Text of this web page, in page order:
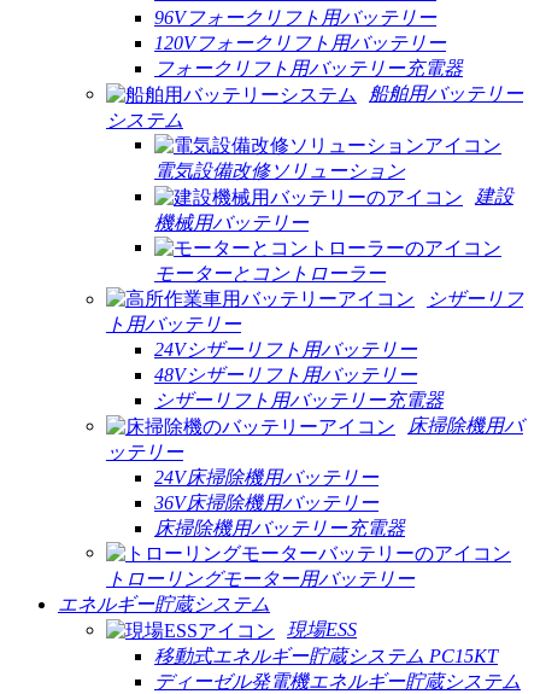
96Vフォークリフト用バッテリー
120Vフォークリフト用バッテリー
フォークリフト用バッテリー充電器
船舶用バッテリー
システム
電気設備改修ソリューション
建設
機械用バッテリー
モーターとコントローラー
シザーリフ
ト用バッテリー
24Vシザーリフト用バッテリー
48Vシザーリフト用バッテリー
シザーリフト用バッテリー充電器
床掃除機用バ
ッテリー
24V床掃除機用バッテリー
36V床掃除機用バッテリー
床掃除機用バッテリー充電器
トローリングモーター用バッテリー
エネルギー貯蔵システム
現場ESS
移動式エネルギー貯蔵システム PC15KT
ディーゼル発電機エネルギー貯蔵システム